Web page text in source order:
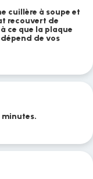
cuillère à soupe et
recouvert de
ce que la plaque
de vos